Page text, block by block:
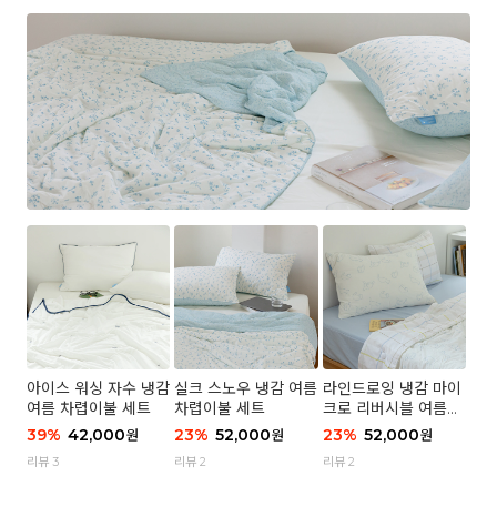
아이스 워싱 자수 냉감
여름 차렵이불 세트
39% 42,000원
리뷰 3
실크 스노우 냉감 여름
차렵이불 세트
23% 52,000원
리뷰 2
라인드로잉 냉감 마이
크로 리버시블 여름이
불 세트
23% 52,000원
리뷰 2